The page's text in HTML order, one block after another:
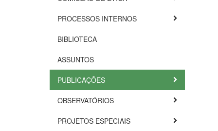
PROCESSOS INTERNOS
BIBLIOTECA
ASSUNTOS
PUBLICAÇÕES
OBSERVATÓRIOS
PROJETOS ESPECIAIS